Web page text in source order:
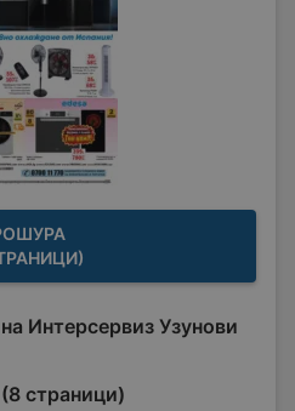
Интерсервиз Узунови
страници)